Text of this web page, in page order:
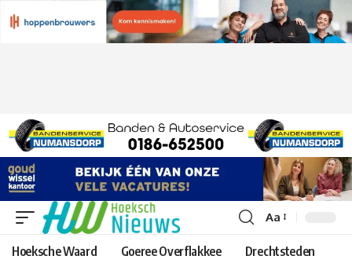
Lettergrootte
aanpassen
Aa
Hoeksche Waard Goeree Overflakkee Drechtsteden